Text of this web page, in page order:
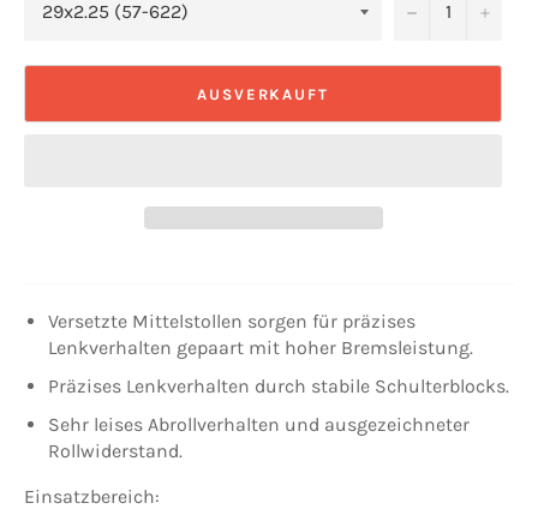
− +
AUSVERKAUFT
Versetzte Mittelstollen sorgen für präzises
Lenkverhalten gepaart mit hoher Bremsleistung.
Präzises Lenkverhalten durch stabile Schulterblocks.
Sehr leises Abrollverhalten und ausgezeichneter
Rollwiderstand.
Einsatzbereich: